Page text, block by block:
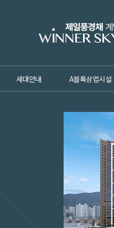
세대안내 A블록상업시설